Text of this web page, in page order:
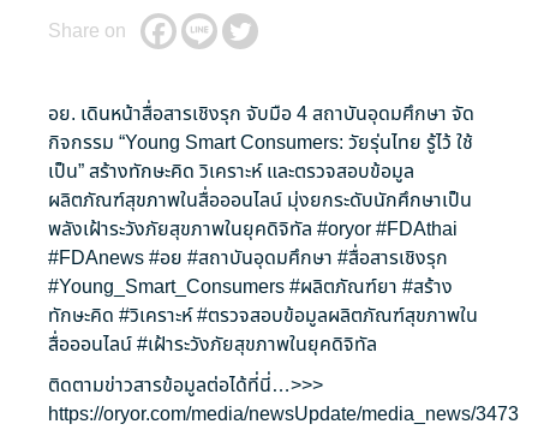
Share on
อย. เดินหน้าสื่อสารเชิงรุก จับมือ 4 สถาบันอุดมศึกษา จัด
กิจกรรม “Young Smart Consumers: วัยรุ่นไทย รู้ไว้ ใช้
เป็น” สร้างทักษะคิด วิเคราะห์ และตรวจสอบข้อมูล
ผลิตภัณฑ์สุขภาพในสื่อออนไลน์ มุ่งยกระดับนักศึกษาเป็น
พลังเฝ้าระวังภัยสุขภาพในยุคดิจิทัล #oryor#FDAthai
#FDAnews#อย #สถาบันอุดมศึกษา #สื่อสารเชิงรุก
#Young_Smart_Consumers#ผลิตภัณฑ์ยา #สร้าง
ทักษะคิด #วิเคราะห์#ตรวจสอบข้อมูลผลิตภัณฑ์สุขภาพใน
สื่อออนไลน์#เฝ้าระวังภัยสุขภาพในยุคดิจิทัล
ติดตามข่าวสารข้อมูลต่อได้ที่นี่…>>>
https://oryor.com/media/newsUpdate/media_news/3473